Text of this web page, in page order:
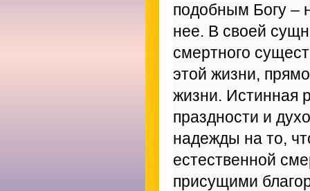
подобным Богу –
нее. В своей
смертного
этой жизни,
жизни. Истинная
праздности и
надежды на то,
естественной
присущими